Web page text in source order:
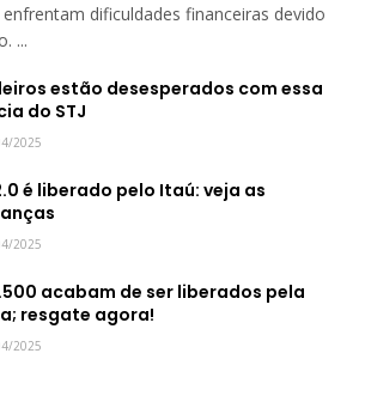
dificuldades financeiras devido
...
estão desesperados com essa
do STJ
2025
é liberado pelo Itaú: veja as
2025
acabam de ser liberados pela
resgate agora!
2025